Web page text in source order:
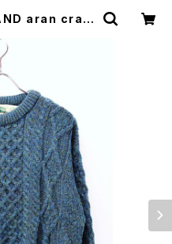
aran craft
L 古着 | e
store